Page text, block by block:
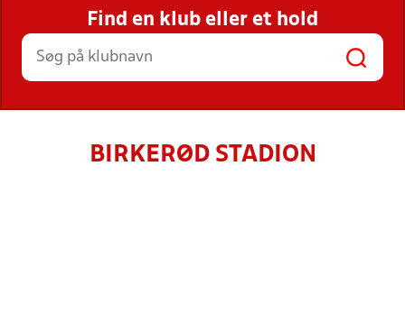
STILLINGER, RESULTATER, KLUBBER OG
HOLD
Find en klub eller et hold
BIRKERØD STADION